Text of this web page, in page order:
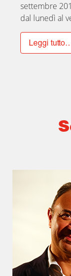
settembre
dal lunedì al
Leggi